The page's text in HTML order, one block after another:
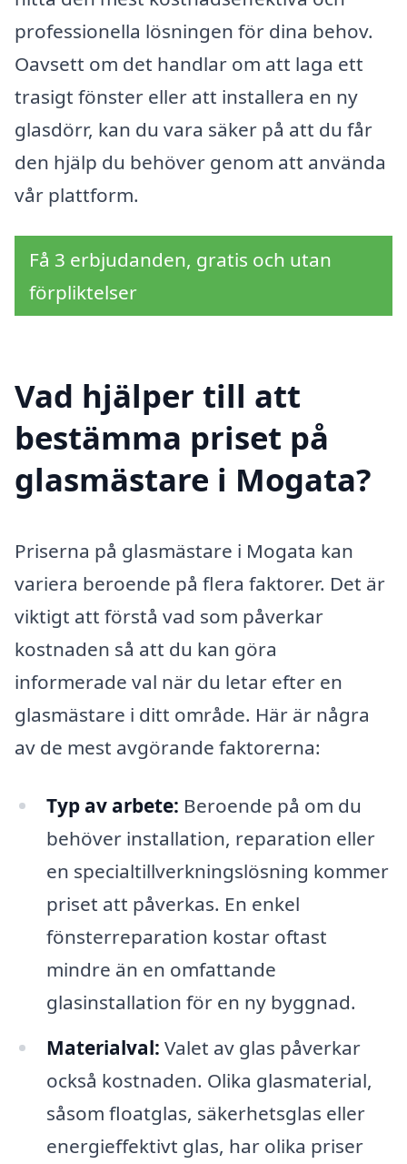
professionella lösningen för dina behov.
Oavsett om det handlar om att laga ett
trasigt fönster eller att installera en ny
glasdörr, kan du vara säker på att du får
den hjälp du behöver genom att använda
vår plattform.
Få 3 erbjudanden, gratis och utan
förpliktelser
Vad hjälper till att
bestämma priset på
glasmästare i Mogata?
Priserna på glasmästare i Mogata kan
variera beroende på flera faktorer. Det är
viktigt att förstå vad som påverkar
kostnaden så att du kan göra
informerade val när du letar efter en
glasmästare i ditt område. Här är några
av de mest avgörande faktorerna:
Typ av arbete: Beroende på om du
behöver installation, reparation eller
en specialtillverkningslösning kommer
priset att påverkas. En enkel
fönsterreparation kostar oftast
mindre än en omfattande
glasinstallation för en ny byggnad.
Materialval: Valet av glas påverkar
också kostnaden. Olika glasmaterial,
såsom floatglas, säkerhetsglas eller
energieffektivt glas, har olika priser